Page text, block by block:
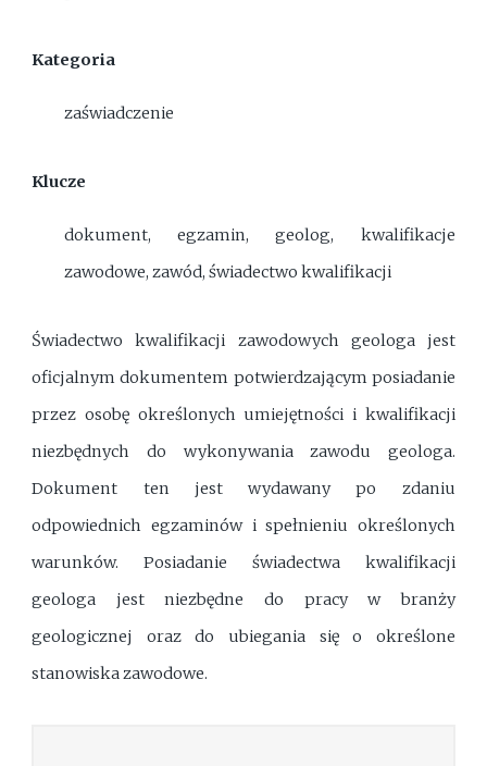
Kategoria
zaświadczenie
Klucze
dokument, egzamin, geolog, kwalifikacje
zawodowe, zawód, świadectwo kwalifikacji
Świadectwo kwalifikacji zawodowych geologa jest
oficjalnym dokumentem potwierdzającym posiadanie
przez osobę określonych umiejętności i kwalifikacji
niezbędnych do wykonywania zawodu geologa.
Dokument ten jest wydawany po zdaniu
odpowiednich egzaminów i spełnieniu określonych
warunków. Posiadanie świadectwa kwalifikacji
geologa jest niezbędne do pracy w branży
geologicznej oraz do ubiegania się o określone
stanowiska zawodowe.